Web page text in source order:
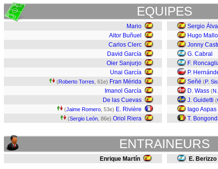
EQUIPES
Mario
Aitor Buñuel
Carlos Clerc
David García
Oier Sanjurjo
Unai García
(Roberto Torres , 61e) Fran Mérida
Imanol García
De las Cuevas
(Jaime Romero , 53e) E. Rivière
(Sergio León , 86e) Oriol Riera
Sergio
Hugo Mallo
Jonny
G. Cabral
F.
P.
Señé (P.
D. Wass (
J. Guidetti (
Iago Aspas
T.
ENTRAINEURS
Enrique Martín E. Berizzo